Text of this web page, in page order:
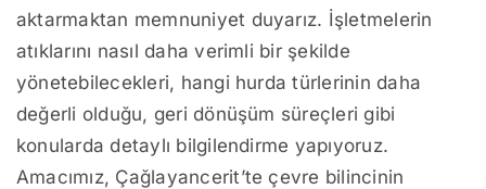
aktarmaktan memnuniyet duyarız. İşletmelerin
atıklarını nasıl daha verimli bir şekilde
yönetebilecekleri, hangi hurda türlerinin daha
değerli olduğu, geri dönüşüm süreçleri gibi
konularda detaylı bilgilendirme yapıyoruz.
Amacımız, Çağlayancerit’te çevre bilincinin